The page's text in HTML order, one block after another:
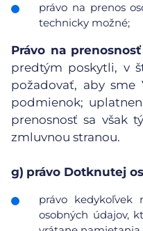
právo na prenos
technicky možné;
Právo na
predtým poskytli, v
požadovať, aby sme
podmienok;
prenosnosť sa však
zmluvnou stranou.
g) právo Dotknutej
právo kedykoľvek
osobných údajov,